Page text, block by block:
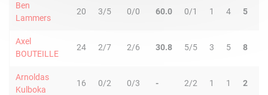
Ben
Lammers
20 3/5 0/0 60.0 0/1 1 4 5
Axel
BOUTEILLE
24 2/7 2/6 30.8 5/5 3 5 8
Arnoldas
Kulboka
16 0/2 0/3 - 2/2 1 1 2